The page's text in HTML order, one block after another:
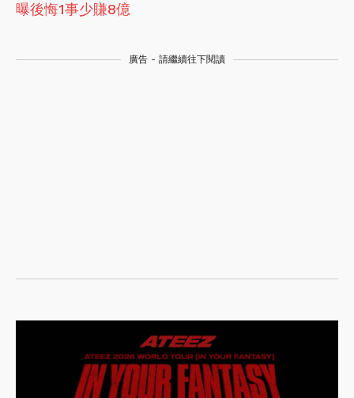
曝後悔1事少賺8億
廣告 - 請繼續往下閱讀